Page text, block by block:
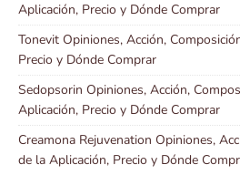
Aplicación, Precio y Dónde Comprar
Tonevit Opiniones, Acción,
Precio y Dónde Comprar
Sedopsorin Opiniones, Acción,
Aplicación, Precio y Dónde Comprar
Creamona Rejuvenation Opiniones,
de la Aplicación, Precio y Dónde